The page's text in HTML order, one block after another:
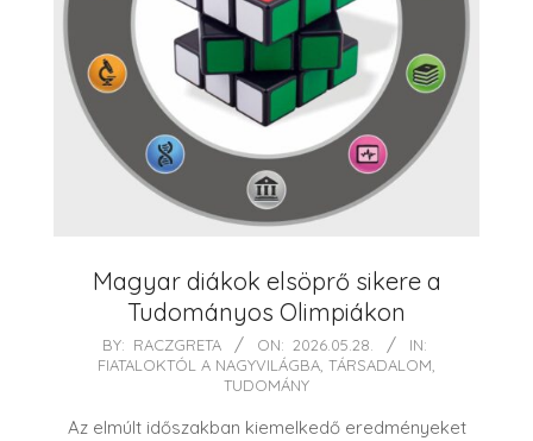
Magyar diákok elsöprő sikere a
Tudományos Olimpiákon
BY: RACZGRETA ON: 2026.05.28.
IN:
FIATALOKTÓL A NAGYVILÁGBA TÁRSADALOM
TUDOMÁNY
Az elmúlt időszakban kiemelkedő eredményeket